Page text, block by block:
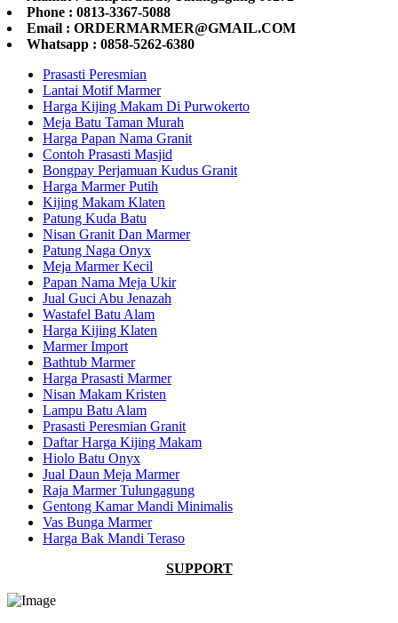
Phone : 0813-3367-5088
Email : ORDERMARMER@GMAIL.COM
Whatsapp : 0858-5262-6380
Prasasti Peresmian
Lantai Motif Marmer
Harga Kijing Makam Di Purwokerto
Meja Batu Taman Murah
Harga Papan Nama Granit
Contoh Prasasti Masjid
Bongpay Perjamuan Kudus Granit
Harga Marmer Putih
Kijing Makam Klaten
Patung Kuda Batu
Nisan Granit Dan Marmer
Patung Naga Onyx
Meja Marmer Kecil
Papan Nama Meja Ukir
Jual Guci Abu Jenazah
Wastafel Batu Alam
Harga Kijing Klaten
Marmer Import
Bathtub Marmer
Harga Prasasti Marmer
Nisan Makam Kristen
Lampu Batu Alam
Prasasti Peresmian Granit
Daftar Harga Kijing Makam
Hiolo Batu Onyx
Jual Daun Meja Marmer
Raja Marmer Tulungagung
Gentong Kamar Mandi Minimalis
Vas Bunga Marmer
Harga Bak Mandi Teraso
SUPPORT